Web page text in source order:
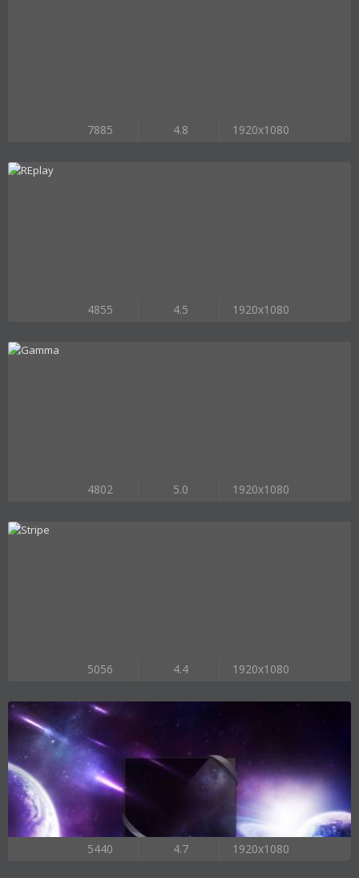
7885 4.8 1920x1080
4855 4.5 1920x1080
4802 5.0 1920x1080
5056 4.4 1920x1080
5440 4.7 1920x1080